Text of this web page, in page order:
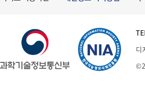
디